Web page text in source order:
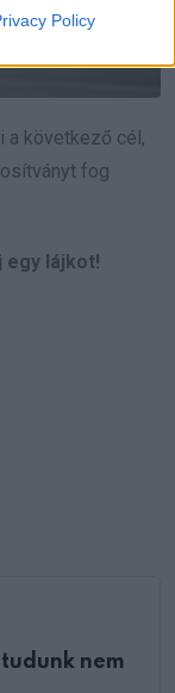
Policy
a következő cél,
fog
egy lájkot!
tudunk nem